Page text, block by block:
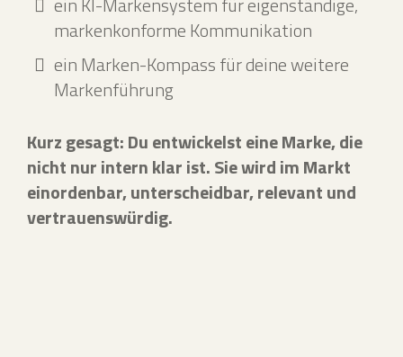
markenkonforme Kommunikation
ein Marken-Kompass für deine weitere
Markenführung
Kurz gesagt: Du entwickelst eine Marke, die
nicht nur intern klar ist. Sie wird im Markt
einordenbar, unterscheidbar, relevant und
vertrauenswürdig.